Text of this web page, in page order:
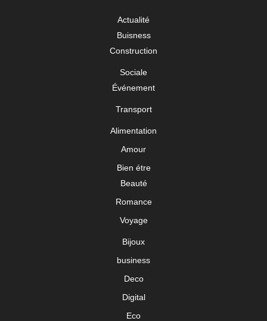
Actualité
Buisness
Construction
Sociale
Événement
Transport
Alimentation
Amour
Bien étre
Beauté
Romance
Voyage
Bijoux
business
Deco
Digital
Eco